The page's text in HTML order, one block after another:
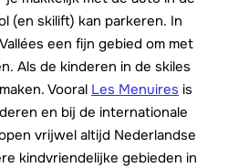
(en skilift) kan parkeren. In
een fijn gebied om met
Als de kinderen in de skiles
Vooral Les Menuires is
en bij de internationale
vrijwel altijd Nederlandse
kindvriendelijke gebieden in